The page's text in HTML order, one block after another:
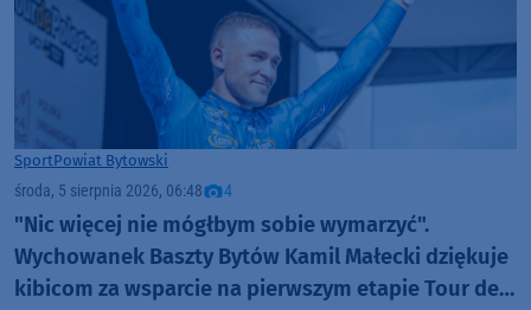
SportPowiat Bytowski
środa, 5 sierpnia 2026, 06:48 4
"Nic więcej nie mógłbym sobie wymarzyć".
Wychowanek Baszty Bytów Kamil Małecki dziękuje
kibicom za wsparcie na pierwszym etapie Tour de